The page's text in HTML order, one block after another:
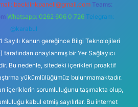
backlinkpaneli@gmail.com Teams:
Whatsapp: 0262 606 0 726 Telegram:
@karabul
Sayılı Kanun gereğince Bilgi Teknolojileri
onaylanmış bir Yer Sağlayıcı
Bu nedenle, sitedeki içerikleri proaktif
yükümlülüğümüz bulunmamaktadır.
içeriklerin sorumluluğunu taşımakta olup,
kabul etmiş sayılırlar. Bu internet